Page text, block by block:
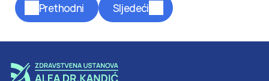
Prethodni Sljedeći